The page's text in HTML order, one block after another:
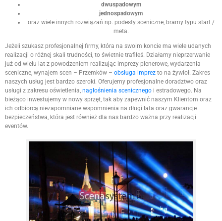
dwuspadowym
jednospadowym
oraz wiele innych rozwiązań np. podesty sceniczne, bramy typu start /
meta.
Jeżeli szukasz profesjonalnej firmy, która na swoim koncie ma wiele udanych
realizacji o różnej skali trudności, to świetnie trafiłeś. Działamy nieprzerwanie
już od wielu lat z powodzeniem realizując imprezy plenerowe, wydarzenia
sceniczne, wynajem scen – Przemków – obsługa imprez to na żywioł. Zakres
naszych usług jest bardzo szeroki. Oferujemy profesjonalne doradztwo oraz
usługi z zakresu oświetlenia, nagłośnienia scenicznego i estradowego. Na
bieżąco inwestujemy w nowy sprzęt, tak aby zapewnić naszym Klientom oraz
ich odbiorcą niezapomniane wspomnienia na długi lata oraz gwarancje
bezpieczeństwa, która jest również dla nas bardzo ważna przy realizacji
eventów.